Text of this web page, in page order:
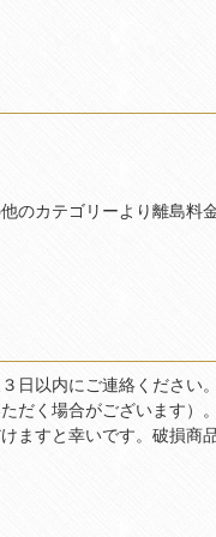
のカテゴリーより離島料
日以内にご連絡ください
だく場合がございます）
ますと幸いです。破損商